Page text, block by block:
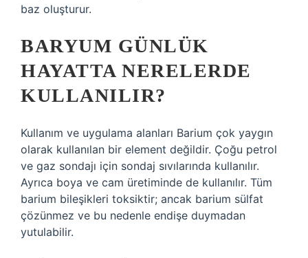
baz oluşturur.
BARYUM GÜNLÜK
HAYATTA NERELERDE
KULLANILIR?
Kullanım ve uygulama alanları Barium çok yaygın
olarak kullanılan bir element değildir. Çoğu petrol
ve gaz sondajı için sondaj sıvılarında kullanılır.
Ayrıca boya ve cam üretiminde de kullanılır. Tüm
barium bileşikleri toksiktir; ancak barium sülfat
çözünmez ve bu nedenle endişe duymadan
yutulabilir.